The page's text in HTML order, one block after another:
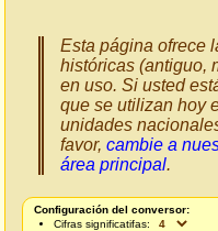
Esta página ofrece
históricas (antiguo,
en uso. Si usted
que se utilizan hoy
unidades
favor, cambie a
área principal.
Configuración del conversor:
Cifras significatifas: